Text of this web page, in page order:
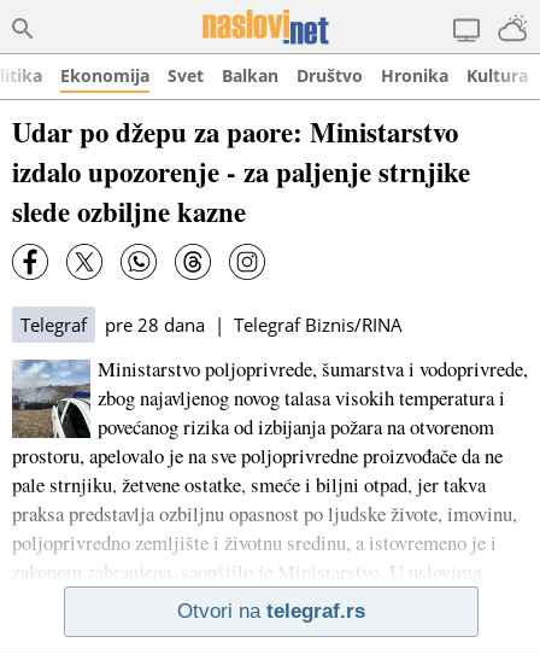
Ekonomija Svet Balkan Društvo Hronika Kultura
Udar po džepu za paore: Ministarstvo
izdalo upozorenje - za paljenje strnjike
slede ozbiljne kazne
Telegraf pre 28 dana | Telegraf Biznis/RINA
Ministarstvo poljoprivrede, šumarstva i vodoprivrede,
zbog najavljenog novog talasa visokih temperatura i
povećanog rizika od izbijanja požara na otvorenom
prostoru, apelovalo je na sve poljoprivredne proizvođače da ne
pale strnjiku, žetvene ostatke, smeće i biljni otpad, jer takva
praksa predstavlja ozbiljnu opasnost po ljudske živote, imovinu,
poljoprivredno zemljište i životnu sredinu, a istovremeno je i
zakonom zabranjena, saopštilo je Ministarstvo. U uslovima
Otvori na telegraf.rs